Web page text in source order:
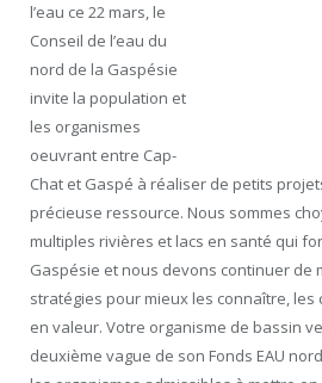
l’eau ce 22 mars, le
Conseil de l’eau du
nord de la Gaspésie
invite la population et
les organismes
oeuvrant entre Cap-
Chat et Gaspé à réaliser de petits
précieuse ressource. Nous sommes
multiples rivières et lacs en santé qui
Gaspésie et nous devons continuer de
stratégies pour mieux les connaître, les
en valeur. Votre organisme de bassin
deuxième vague de son Fonds EAU